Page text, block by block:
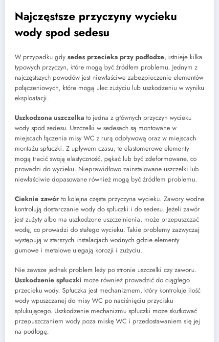
Najczęstsze przyczyny wycieku
wody spod sedesu
W przypadku gdy sedes przecieka przy podłodze, istnieje kilka
typowych przyczyn, które mogą być źródłem problemu. Jednym z
najczęstszych powodów jest niewłaściwe zabezpieczenie elementów
połączeniowych, które mogą ulec zużyciu lub uszkodzeniu w wyniku
eksploatacji.
Uszkodzona uszczelka to jedna z głównych przyczyn wycieku
wody spod sedesu. Uszczelki w sedesach są montowane w
miejscach łączenia misy WC z rurą odpływową oraz w miejscach
montażu spłuczki. Z upływem czasu, te elastomerowe elementy
mogą tracić swoją elastyczność, pękać lub być zdeformowane, co
prowadzi do wycieku. Nieprawidłowo zainstalowane uszczelki lub
niewłaściwie dopasowane również mogą być źródłem problemu.
Cieknie zawór to kolejna częsta przyczyna wycieku. Zawory wodne
kontrolują dostarczanie wody do spłuczki i do sedesu. Jeżeli zawór
jest zużyty albo ma uszkodzone uszczelnienia, może przepuszczać
wodę, co prowadzi do stałego wycieku. Takie problemy zazwyczaj
występują w starszych instalacjach wodnych gdzie elementy
gumowe i metalowe ulegają korozji i zużyciu.
Nie zawsze jednak problem leży po stronie uszczelki czy zaworu.
Uszkodzenie spłuczki może również prowadzić do ciągłego
przecieku wody. Spłuczka jest mechanizmem, który kontroluje ilość
wody wpuszczanej do misy WC po naciśnięciu przycisku
spłukującego. Uszkodzenie mechanizmu spłuczki może skutkować
przepuszczaniem wody poza miskę WC i przedostawaniem się jej
na podłogę.